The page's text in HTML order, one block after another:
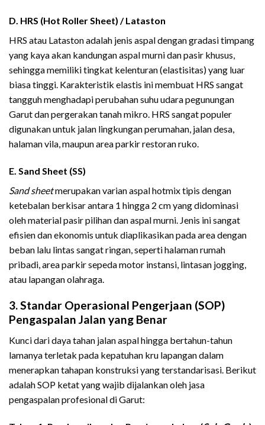
D. HRS (Hot Roller Sheet) / Lataston
HRS atau Lataston adalah jenis aspal dengan gradasi timpang
yang kaya akan kandungan aspal murni dan pasir khusus,
sehingga memiliki tingkat kelenturan (elastisitas) yang luar
biasa tinggi. Karakteristik elastis ini membuat HRS sangat
tangguh menghadapi perubahan suhu udara pegunungan
Garut dan pergerakan tanah mikro. HRS sangat populer
digunakan untuk jalan lingkungan perumahan, jalan desa,
halaman vila, maupun area parkir restoran ruko.
E. Sand Sheet (SS)
Sand sheetmerupakan varian aspal hotmix tipis dengan
ketebalan berkisar antara 1 hingga 2 cm yang didominasi
oleh material pasir pilihan dan aspal murni. Jenis ini sangat
efisien dan ekonomis untuk diaplikasikan pada area dengan
beban lalu lintas sangat ringan, seperti halaman rumah
pribadi, area parkir sepeda motor instansi, lintasan jogging,
atau lapangan olahraga.
3. Standar Operasional Pengerjaan (SOP)
Pengaspalan Jalan yang Benar
Kunci dari daya tahan jalan aspal hingga bertahun-tahun
lamanya terletak pada kepatuhan kru lapangan dalam
menerapkan tahapan konstruksi yang terstandarisasi. Berikut
adalah SOP ketat yang wajib dijalankan oleh jasa
pengaspalan profesional di Garut: